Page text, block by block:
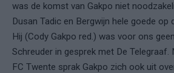
was de komst van Gakpo niet
Dusan Tadic en Bergwijn hele goede op
Hij (Cody Gakpo red.) was voor ons
Schreuder in gesprek met De Telegraaf.
FC Twente sprak Gakpo zich ook uit